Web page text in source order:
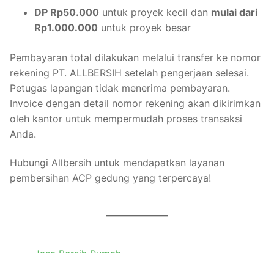
DP Rp50.000 untuk proyek kecil dan mulai dari
Rp1.000.000 untuk proyek besar
Pembayaran total dilakukan melalui transfer ke nomor
rekening PT. ALLBERSIH setelah pengerjaan selesai.
Petugas lapangan tidak menerima pembayaran.
Invoice dengan detail nomor rekening akan dikirimkan
oleh kantor untuk mempermudah proses transaksi
Anda.
Hubungi Allbersih untuk mendapatkan layanan
pembersihan ACP gedung yang terpercaya!